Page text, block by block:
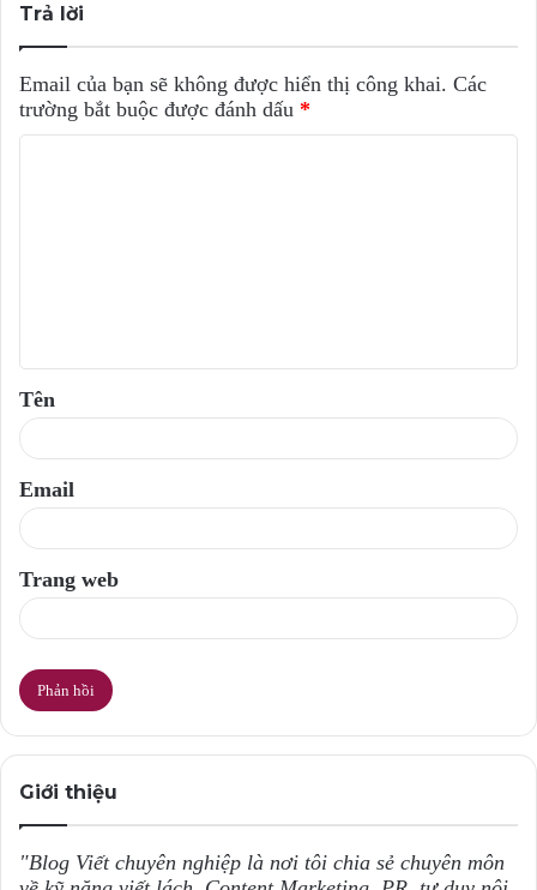
Trả lời
Email của bạn sẽ không được hiển thị công khai. Các
trường bắt buộc được đánh dấu *
ậ
n
*
Tên
Email
Trang web
Giới thiệu
"Blog Viết chuyên nghiệp là nơi tôi chia sẻ chuyên môn